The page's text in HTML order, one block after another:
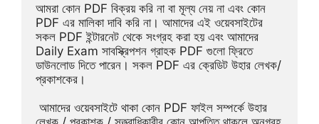
আমরা কোন PDF বিক্রয় করি না বা মূল্য নেয় না এবং কোন
PDF এর মালিকা দাবি করি না। আমাদের এই ওয়েবসাইটের
সকল PDF ইন্টারনেট থেকে সংগ্রহ করা হয় এবং আমাদের
Daily Exam সাবস্ক্রিপশন গ্রাহক PDF গুলো ফ্রিতে
ডাউনলোড দিতে পারেন। সকল PDF এর ক্রেডিট উহার লেখক/
প্রকাশকের।